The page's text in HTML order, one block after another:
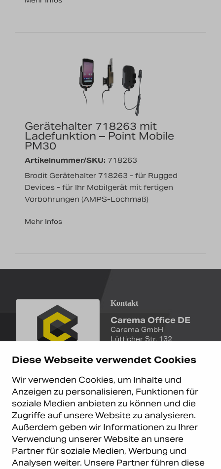
Diese Webseite verwendet Cookies
Wir verwenden Cookies, um Inhalte und
Anzeigen zu personalisieren, Funktionen für
soziale Medien anbieten zu können und die
Zugriffe auf unsere Website zu analysieren.
Außerdem geben wir Informationen zu Ihrer
Verwendung unserer Website an unsere
Partner für soziale Medien, Werbung und
Analysen weiter. Unsere Partner führen diese
Gerätehalter 718263 mit
Ladefunktion – Point Mobile
PM30
Artikelnummer/SKU: 718263
Brodit Gerätehalter 718263 - für Rugged
Devices - für Ihr Mobilgerät mit fertigen
Vorbohrungen (AMPS-Lochmaß)
Mehr Infos
Kontakt
Carema Office DE
Carema GmbH
Lütticher Str. 132
+49 (0)211 9367 8390
info@carema.de
© Copyright 2026 Carema
GmbH. Alle Rechte vorbehalten.
Datenschutz|Impressum
Carema Warehouse
Carema Hardware BV
Bohemenstraat 9
Kundendienst
Serviceabteilung